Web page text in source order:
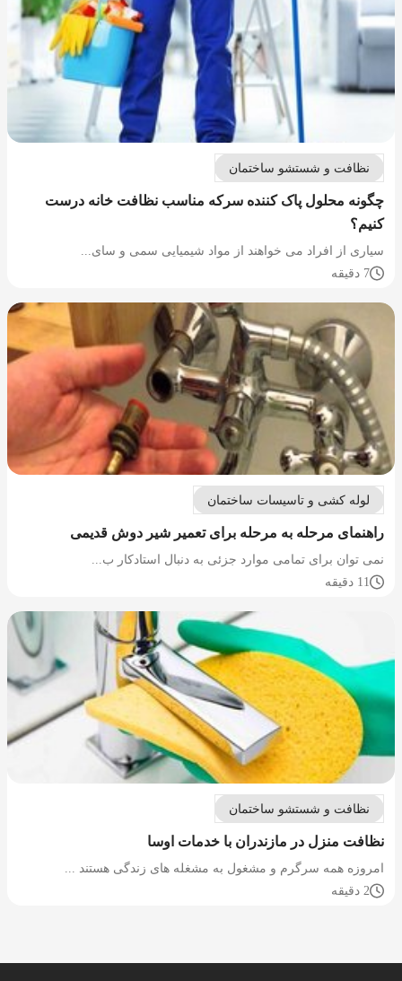
نظافت و شستشو ساختمان
چگونه محلول پاک کننده سرکه مناسب نظافت خانه درست
کنیم؟
سیاری از افراد می خواهند از مواد شیمیایی سمی و سای...
7 دقیقه
لوله کشی و تاسیسات ساختمان
راهنمای مرحله به مرحله برای تعمیر شیر دوش قدیمی
نمی توان برای تمامی موارد جزئی به دنبال استادکار ب...
11 دقیقه
نظافت و شستشو ساختمان
نظافت منزل در مازندران با خدمات اوسا
امروزه همه سرگرم و مشغول به مشغله های زندگی هستند ...
2 دقیقه